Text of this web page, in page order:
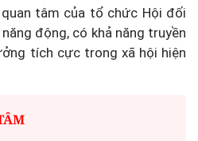
tâm của tổ chức Hội đối
động, có khả năng truyền
tích cực trong xã hội hiện